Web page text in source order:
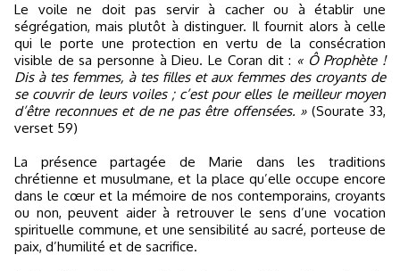
Le voile ne doit pas servir à cacher ou à établir une
ségrégation, mais plutôt à distinguer. Il fournit alors à celle
qui le porte une protection en vertu de la consécration
visible de sa personne à Dieu. Le Coran dit : « Ô Prophète !
Dis à tes femmes, à tes filles et aux femmes des croyants de
se couvrir de leurs voiles ; c’est pour elles le meilleur moyen
d’être reconnues et de ne pas être offensées. »(Sourate 33,
verset 59)
La présence partagée de Marie dans les traditions
chrétienne et musulmane, et la place qu’elle occupe encore
dans le cœur et la mémoire de nos contemporains, croyants
ou non, peuvent aider à retrouver le sens d’une vocation
spirituelle commune, et une sensibilité au sacré, porteuse de
paix, d’humilité et de sacrifice.